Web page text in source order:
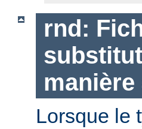
rnd:
Lorsque le